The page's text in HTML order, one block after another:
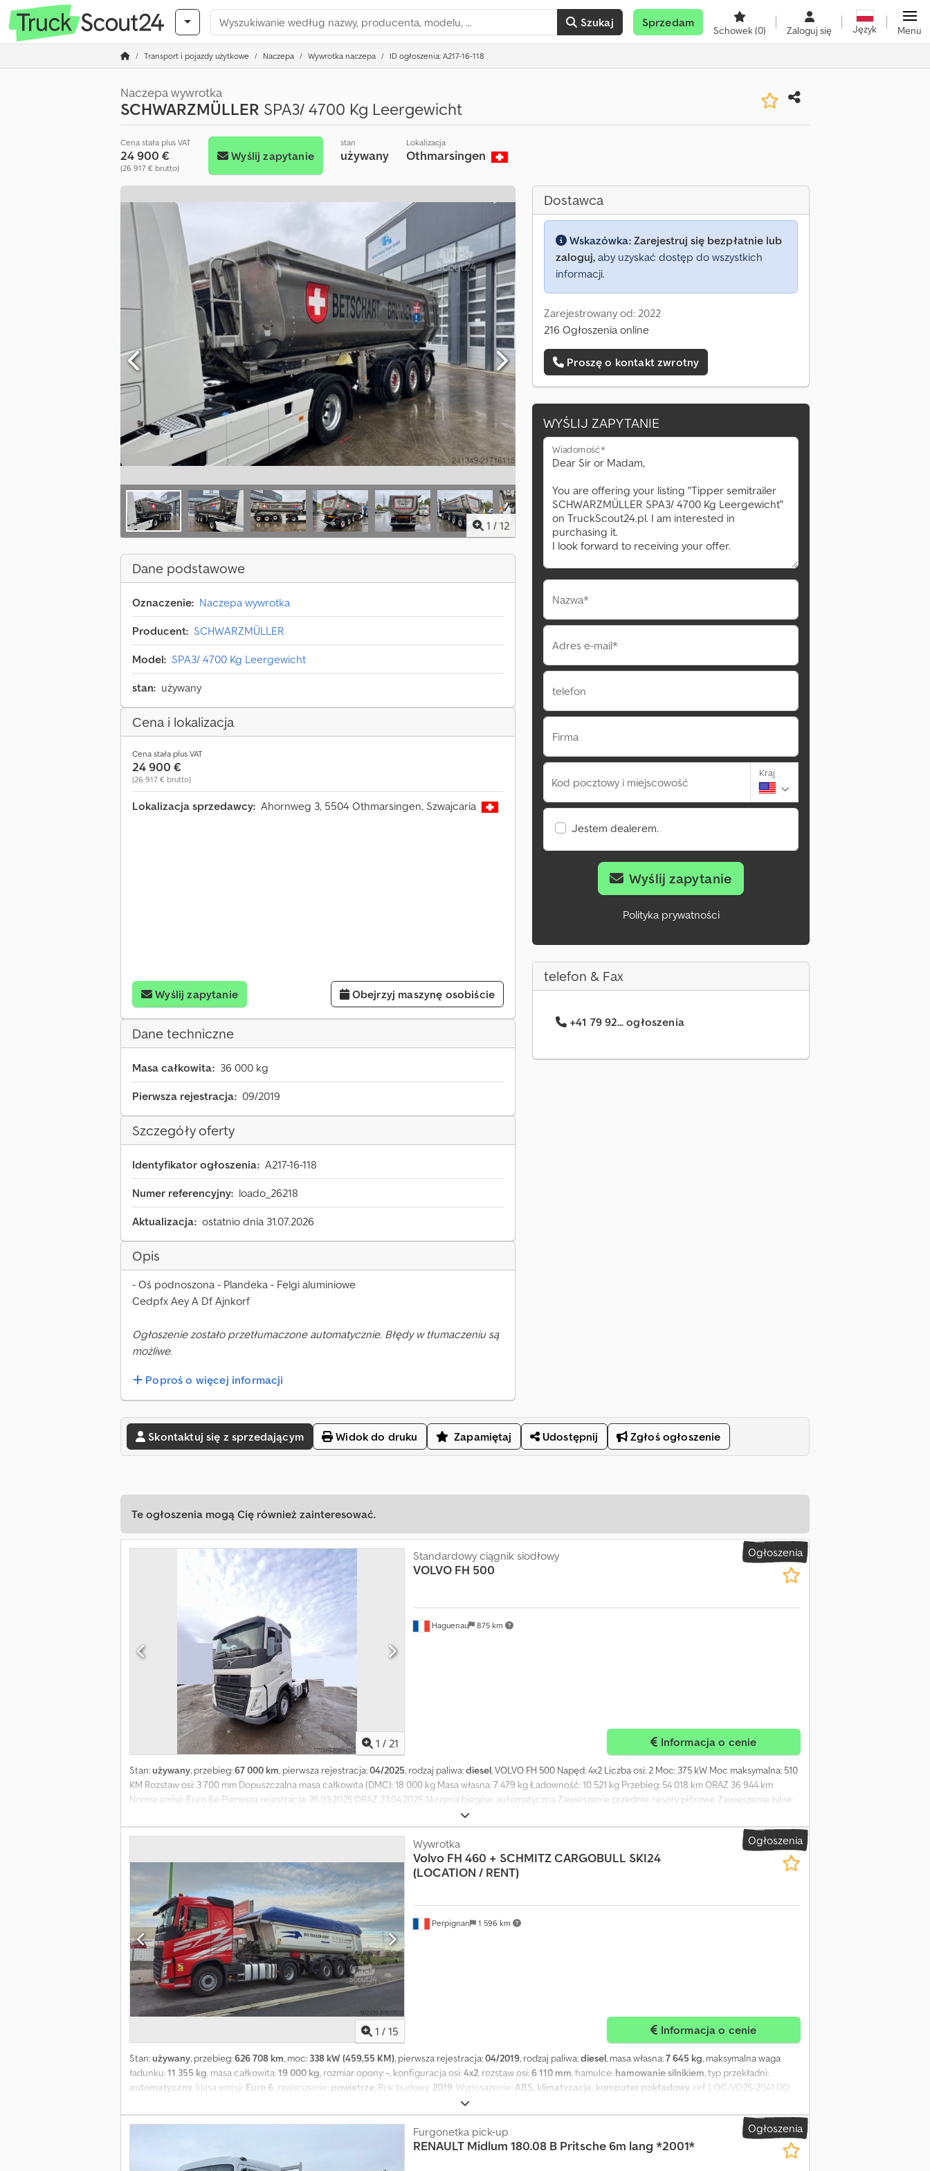
Szukaj Sprzedam
Schowek(0) Zaloguj się Język Menu
Transport i pojazdy użytkowe Naczepa Wywrotka naczepa ID ogłoszenia: A217-16-118
Naczepa wywrotka
SCHWARZMÜLLER SPA3/ 4700 Kg Leergewicht
Cena stała plus VAT
24 900 €
(26 917 € brutto)
Wyślij zapytanie
stan
używany
Lokalizacja
Othmarsingen
1 / 12
Dane podstawowe
Oznaczenie: Naczepa wywrotka
Producent: SCHWARZMÜLLER
Model: SPA3/ 4700 Kg Leergewicht
stan: używany
Cena i lokalizacja
Cena stała plus VAT
24 900 €
(26 917 € brutto)
Lokalizacja sprzedawcy: Ahornweg 3, 5504 Othmarsingen, Szwajcaria
Wyślij zapytanie Obejrzyj maszynę osobiście
Dane techniczne
Masa całkowita: 36 000 kg
Pierwsza rejestracja: 09/2019
Szczegóły oferty
Identyfikator ogłoszenia: A217-16-118
Numer referencyjny: loado_26218
Aktualizacja: ostatnio dnia 31.07.2026
Opis
- Oś podnoszona - Plandeka - Felgi aluminiowe
Cedpfx Aey A Df Ajnkorf
Ogłoszenie zostało przetłumaczone automatycznie. Błędy w tłumaczeniu są
możliwe.
Poproś o więcej informacji
Dostawca
Wskazówka: Zarejestruj się bezpłatnie lub
zaloguj, aby uzyskać dostęp do wszystkich
informacji.
Zarejestrowany od: 2022
216 Ogłoszenia online
Proszę o kontakt zwrotny
WYŚLIJ ZAPYTANIE
Wiadomość*
Nazwa*
Adres e-mail*
telefon
Firma
Kod pocztowy i miejscowość
Kraj
Jestem dealerem.
Wyślij zapytanie
Polityka prywatności
telefon & Fax
+41 79 92... ogłoszenia
Skontaktuj się z sprzedającym Widok do druku Zapamiętaj Udostępnij Zgłoś ogłoszenie
Te ogłoszenia mogą Cię również zainteresować.
Ogłoszenia
1 / 21
Haguenau 875 km
Standardowy ciągnik siodłowy
VOLVO FH 500
Informacja o cenie
Stan:używany, przebieg:67 000 km, pierwsza rejestracja:04/2025, rodzaj paliwa:diesel, VOLVO FH 500 Napęd: 4x2 Liczba osi: 2 Moc: 375 kW Moc maksymalna: 510
KM Rozstaw osi: 3 700 mm Dopuszczalna masa całkowita (DMC): 18 000 kg Masa własna: 7 479 kg Ładowność: 10 521 kg Przebieg: 54 018 km ORAZ 36 944 km
Norma emisji: Euro 6e Pierwsza rejestracja: 26.03.2025 ORAZ 23.04.2025 Skrzynia biegów: automatyczna Zawieszenie przednie: resory piórowe Zawieszenie tylne:
pneumatyczne Oś 1 - opony: 385/65R 22.5 Oś 2 - opony: 315/80R 22.5 Przełożenie mostu napędowego (i): 2,64:1 Hamulec silnikowy Volvo+ (VEB+) PTO (przystawka
odbioru mocy) przy skrzyni biegów System ważenia osi, manometr ciśnienia doładowania Felgi stalowe Zbiornik AdBlue 90 l - prawa strona Reflektory robocze
dachowe Przygotowanie pod belkę świetlną dachową Tylne światła LED Tylne reflektory robocze LED na podwoziu Hydraulika wywrotu Mechaniczny wywrotnik
kabiny Błotniki z PVC Pojemność zbiornika paliwa lewa strona: 510 l Gniazdo przyczepy 24 V, 7 pinów Codsx Syt Uepfx Ankerf System ABS Elektroniczny układ
hamulcowy (EBS) Elektroniczny program stabilizacji (ESP) LED światła skrętu Manualny szyberdach/wentylacja Pneumatyczny klakson kabinowy Kabina FH
dalekobieżna Mocowanie kabiny, zawieszenie pneumatyczne LED światła przeciwmgielne Przygotowanie pod lampę ostrzegawczą Reflektory LED Osłona
przeciwsłoneczna Przedni zderzak stalowy Asystent skrętu Interfejs FMS Czujnik światła Asystent koncentracji System nawigacji Czujnik deszczu Kamera cofania
Czujniki parkowania tył Asystent pasa ruchu Cyfrowy kokpit Tempomat Tempomat adaptacyjny (ACC) Liczba miejsc sypialnych: 1 Przygotowanie pod CB radio
System głośnomówiący Klimatyzacja automatyczna Fotel kierowcy komfortowy, pneumatyczny Wielofunkcyjna kierownica Podgrzewany fotel kierowcy
Ogrzewanie postojowe Osłona przeciwsłoneczna kierowcy Radio cyfrowe System multimedialny Lodówka
Ogłoszenia
1 / 15
Perpignan 1 596 km
Wywrotka
Volvo FH 460 + SCHMITZ CARGOBULL SKI24
(LOCATION / RENT)
Informacja o cenie
Stan:używany, przebieg:626 708 km, moc: 338 kW (459,55 KM), pierwsza rejestracja:04/2019, rodzaj paliwa:diesel, masa własna:7 645 kg, maksymalna waga
ładunku:11 355 kg, masa całkowita:19 000 kg, rozmiar opony:-, konfiguracja osi:4x2, rozstaw osi:6 110 mm, hamulce: hamowanie silnikiem, typ przekładni:
automatyczny, klasa emisji: Euro 6, zawieszenie: powietrze, Rok budowy: 2019, Wyposażenie: ABS, klimatyzacja, komputer pokładowy, ref: LOC-VO25-2041 DO
WYNAJĘCIA: Zestaw drogowy wywrotka tylna – VOLVO FH 460 (2021) + SCHMITZ CARGOBULL SKI24 (2024) Typ wynajmu: krótkoterminowy / długoterminowy
Dostępność: natychmiastowa Zastosowanie: roboty publiczne, transport materiałów sypkich i budowlanych Prosimy o kontakt w celu uzyskania wyceny wynajmu
CIĄGNIK SIODŁOWY VOLVO FH 460 Marka: VOLVO Model: FH 460 Rok produkcji: 2021 Przebieg: 626 708 km Kolor: czerwony Układ osi: 4x2 Rodzaj paliwa: diesel
Norma spalin: Euro 6 Skrzynia biegów: zautomatyzowana I-Shift Stan: bardzo dobry, regularnie serwisowany Wyposażenie ciągnika: – Hamulec silnikowy Volvo –
Tempomat – Klimatyzacja – Komfortowa kabina FH – Tylne zawieszenie pneumatyczne – System hamulcowy ABS / EBS NACZEPA-WYWROTKA TYŁ SCHMITZ
Ogłoszenia
Furgonetka pick-up
RENAULT Midlum 180.08 B Pritsche 6m lang *2001*